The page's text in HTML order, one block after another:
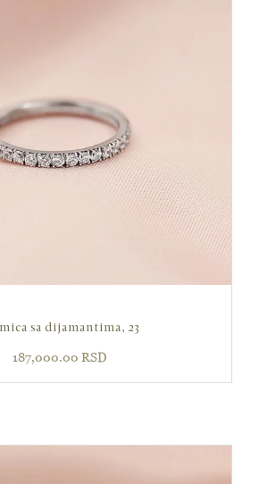
sa dijamantima, 23
187,000.00 RSD